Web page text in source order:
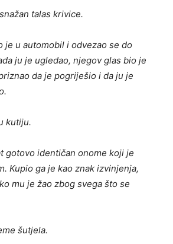
talas krivice.
je u automobil i odvezao se do
ju je ugledao, njegov glas bio je
da je pogriješio i da ju je
kutiju.
gotovo identičan onome koji je
Kupio ga je kao znak izvinjenja,
mu je žao zbog svega što se
šutjela.